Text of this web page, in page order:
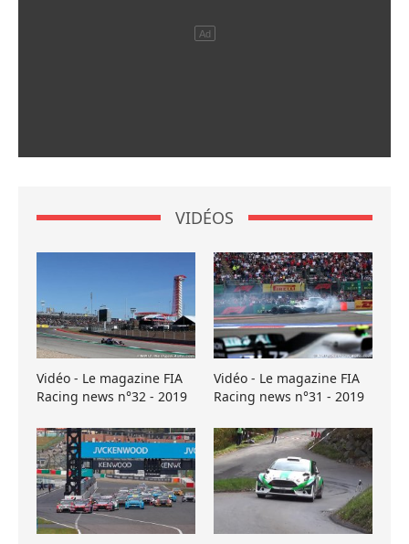
VIDÉOS
Vidéo - Le magazine FIA
Racing news n°32 - 2019
Vidéo - Le magazine FIA
Racing news n°31 - 2019